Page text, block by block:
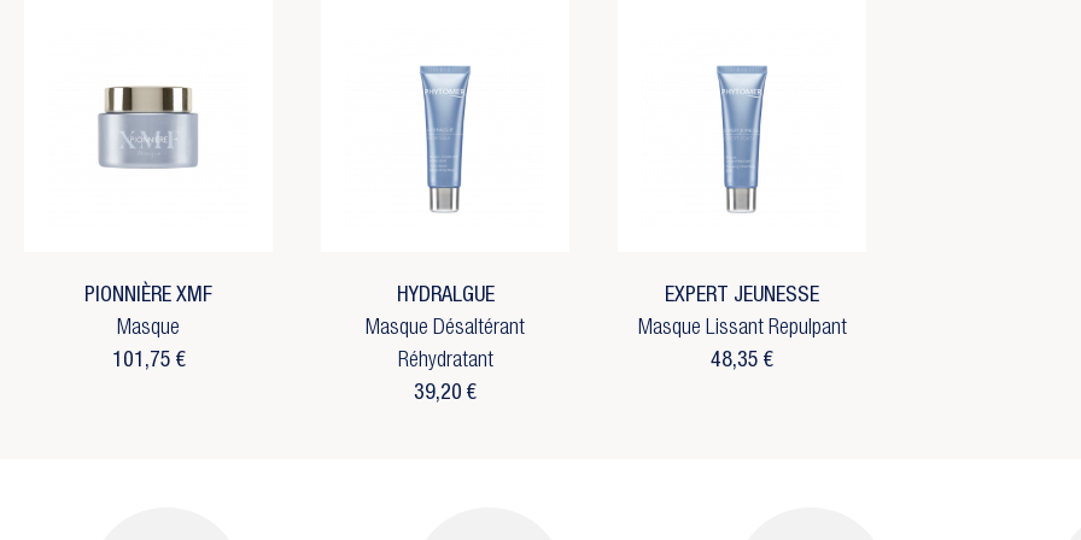
PIONNIÈRE XMF
Masque
101,75 €
HYDRALGUE
Masque Désaltérant
Réhydratant
39,20 €
EXPERT JEUNESSE
Masque Lissant Repulpant
48,35 €